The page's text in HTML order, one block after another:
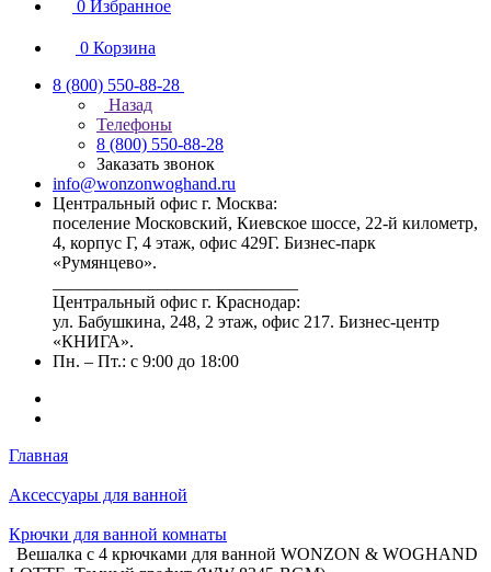
0 Избранное
0 Корзина
8 (800) 550-88-28
Назад
Телефоны
8 (800) 550-88-28
Заказать звонок
info@wonzonwoghand.ru
Центральный офис г. Москва:
поселение Московский, Киевское шоссе, 22-й километр,
4, корпус Г, 4 этаж, офис 429Г. Бизнес-парк
«Румянцево».
Центральный офис г. Краснодар:
ул. Бабушкина, 248, 2 этаж, офис 217. Бизнес-центр
«КНИГА».
Пн. – Пт.: с 9:00 до 18:00
Главная
Аксессуары для ванной
Крючки для ванной комнаты
Вешалка с 4 крючками для ванной WONZON & WOGHAND